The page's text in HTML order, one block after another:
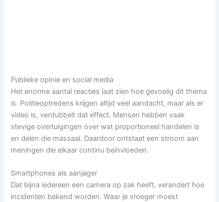
Publieke opinie en social media
Het enorme aantal reacties laat zien hoe gevoelig dit thema
is. Politieoptredens krijgen altijd veel aandacht, maar als er
video is, verdubbelt dat effect. Mensen hebben vaak
stevige overtuigingen over wat proportioneel handelen is
en delen die massaal. Daardoor ontstaat een stroom aan
meningen die elkaar continu beïnvloeden.
Smartphones als aanjager
Dat bijna iedereen een camera op zak heeft, verandert hoe
incidenten bekend worden. Waar je vroeger moest